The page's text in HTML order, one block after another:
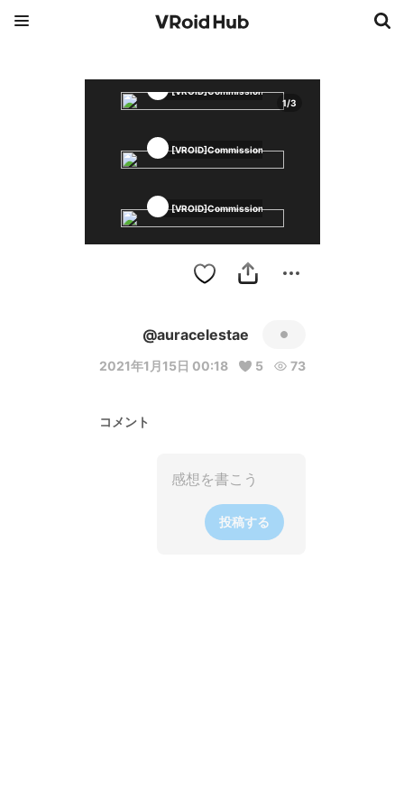
1/3
[VROID]Commissions
[VROID]Commissions
[VROID]Commissions
@auracelestae
2021年1月15日 00:18 5 73
コメント
投稿する